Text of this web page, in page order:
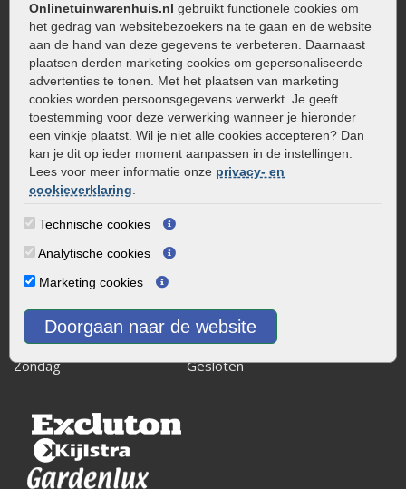
Onlinetuinwarenhuis.nl gebruikt functionele cookies om
het gedrag van websitebezoekers na te gaan en de website
aan de hand van deze gegevens te verbeteren. Daarnaast
plaatsen derden marketing cookies om gepersonaliseerde
advertenties te tonen. Met het plaatsen van marketing
cookies worden persoonsgegevens verwerkt. Je geeft
toestemming voor deze verwerking wanneer je hieronder
een vinkje plaatst. Wil je niet alle cookies accepteren? Dan
kan je dit op ieder moment aanpassen in de instellingen.
Lees voor meer informatie onze privacy- en
cookieverklaring.
Technische cookies
Analytische cookies
Marketing cookies
Doorgaan naar de website
Zelf een terras aanleggen
Kleine stadstuin inrichten
0320 – 219170
Kaapstanderweg 41
8243 RB Lelystad
info@onlinetuinwarenhuis.nl
Routebeschrijving
Openingstijden
Maandag
Dinsdag
Woensdag
Vrijdag
08:00 - 17:00
Zaterdag
08:00 - 15.00
Zondag
Gesloten